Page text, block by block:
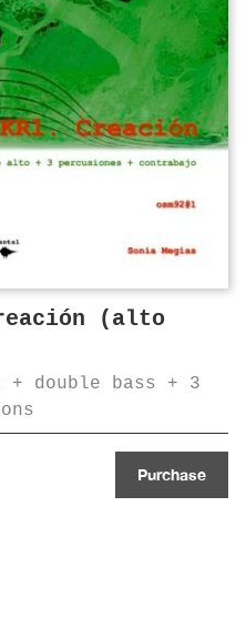
(alto
double bass + 3
Purchase